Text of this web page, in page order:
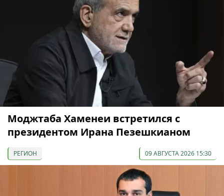
Моджтаба Хаменеи встретился с
президентом Ирана Пезешкианом
РЕГИОН 09 АВГУСТА 2026 15:30